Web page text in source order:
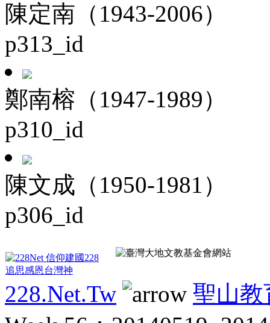
陳定南（1943-2006）
p313_id
鄭南榕（1947-1989）
p310_id
陳文成（1950-1981）
p306_id
228.Net.Tw
聖山教